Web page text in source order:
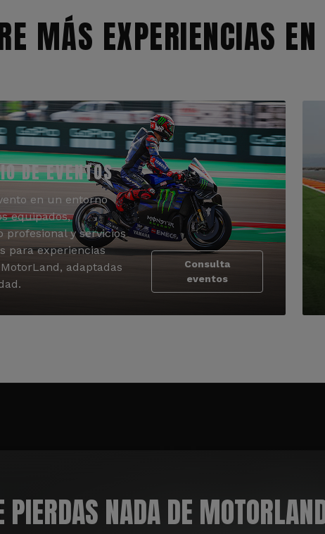
MÁS EXPERIENCIAS
DE EVENTOS
en un entorno
equipados,
profesional y servicios
para experiencias
adaptadas
Consulta
eventos
PIERDAS NADA DE